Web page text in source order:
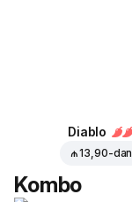
Diablo
₼ 13,90-dan
Kombo